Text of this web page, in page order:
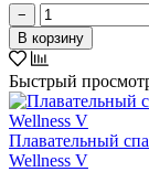
−
В корзину
Быстрый
Плавательный
Wellness V